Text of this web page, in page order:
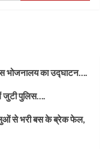
भोजनालय का उद्घाटन….
जुटी पुलिस….
से भरी बस के ब्रेक फेल,